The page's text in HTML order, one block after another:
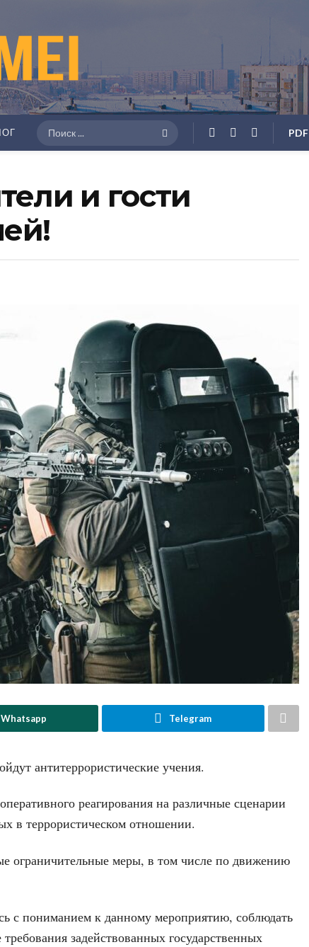
PDF
и гости
Whatsapp Telegram
антитеррористические учения.
реагирования на различные сценарии
в террористическом отношении.
ограничительные меры, в том числе по движению
с пониманием к данному мероприятию, соблюдать
задействованных государственных